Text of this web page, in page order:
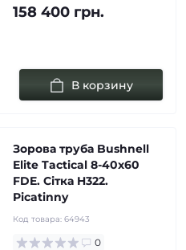
158 400 грн.
В корзину
Зорова труба Bushnell
Elite Tactical 8-40х60
FDE. Сітка H322.
Picatinny
Код товара: 64943
0